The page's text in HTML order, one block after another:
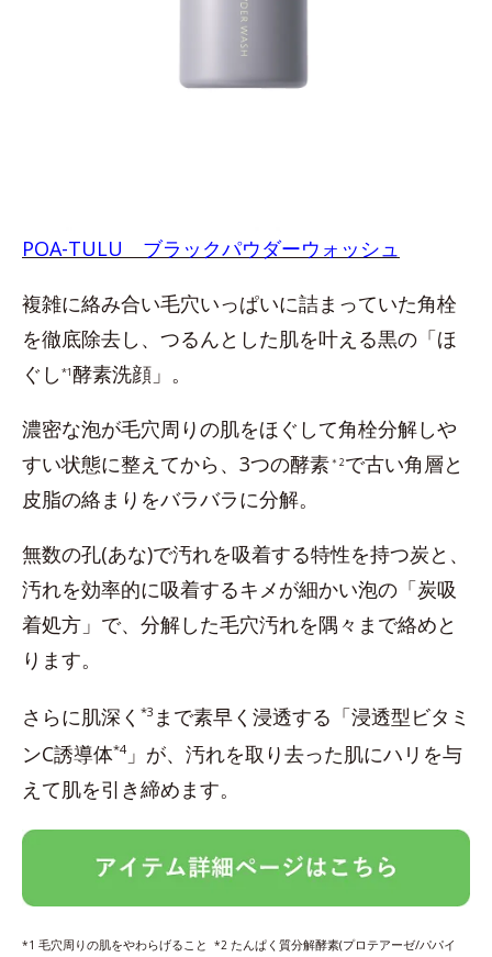
POA-TULU ブラックパウダーウォッシュ
複雑に絡み合い毛穴いっぱいに詰まっていた角栓
を徹底除去し、つるんとした肌を叶える黒の「ほ
ぐし *1酵素洗顔」。
濃密な泡が毛穴周りの肌をほぐして角栓分解しや
すい状態に整えてから、3つの酵素＊2で古い角層と
皮脂の絡まりをバラバラに分解。
無数の孔(あな)で汚れを吸着する特性を持つ炭と、
汚れを効率的に吸着するキメが細かい泡の「炭吸
着処方」で、分解した毛穴汚れを隅々まで絡めと
ります。
さらに肌深く *3 まで素早く浸透する「浸透型ビタミ
ンC誘導体*4」が、汚れを取り去った肌にハリを与
えて肌を引き締めます。
*1 毛穴周りの肌をやわらげること *2 たんぱく質分解酵素(プロテアーゼ/パパイ